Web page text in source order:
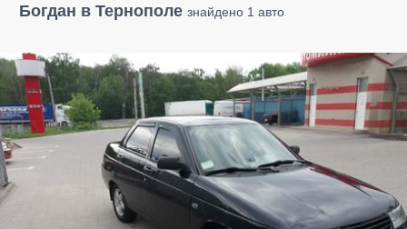
Богдан в Тернополе знайдено 1 авто